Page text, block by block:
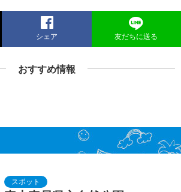
シェア 友だちに送る
おすすめ情報